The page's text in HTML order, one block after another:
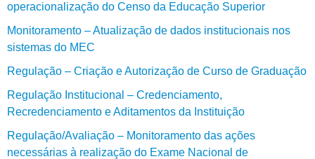
operacionalização do Censo da Educação Superior
Monitoramento – Atualização de dados institucionais nos
sistemas do MEC
Regulação – Criação e Autorização de Curso de Graduação
Regulação Institucional – Credenciamento,
Recredenciamento e Aditamentos da Instituição
Regulação/Avaliação – Monitoramento das ações
necessárias à realização do Exame Nacional de